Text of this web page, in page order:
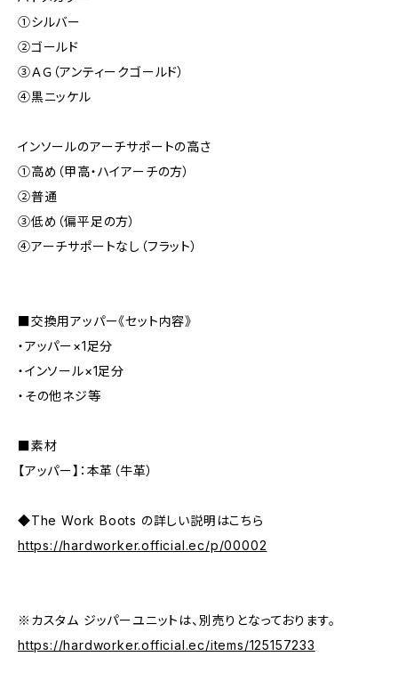
①シルバー
②ゴールド
③ＡＧ（アンティークゴールド）
④黒ニッケル
インソールのアーチサポートの高さ
①高め（甲高・ハイアーチの方）
②普通
③低め（偏平足の方）
④アーチサポートなし（フラット）
■交換用アッパー《セット内容》
・アッパー×1足分
・インソール×1足分
・その他ネジ等
■素材
【アッパー】：本革（牛革）
◆The Work Boots の詳しい説明はこちら
https://hardworker.official.ec/p/00002
※カスタム ジッパーユニットは、別売りとなっております。
https://hardworker.official.ec/items/125157233